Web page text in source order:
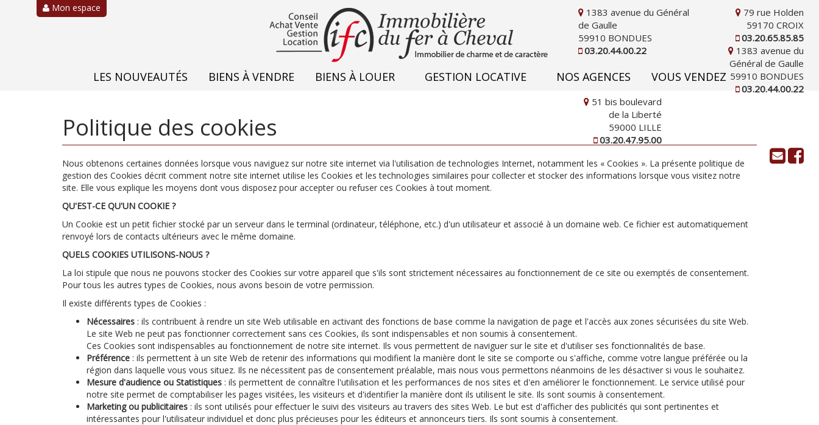
Mon espace
LES NOUVEAUTÉS BIENS À VENDRE BIENS À LOUER GESTION LOCATIVE NOS AGENCES VOUS VENDEZ
1383 avenue du Général
de Gaulle
59910 BONDUES
03.20.44.00.22
79 rue Holden
59170 CROIX
03.20.65.85.85
1383 avenue du
Général de Gaulle
59910 BONDUES
03.20.44.00.22
51 bis boulevard
de la Liberté
59000 LILLE
03.20.47.95.00
Politique des cookies
Nous obtenons certaines données lorsque vous naviguez sur notre site internet via l'utilisation de technologies Internet, notamment les « Cookies ». La présente politique de
gestion des Cookies décrit comment notre site internet utilise les Cookies et les technologies similaires pour collecter et stocker des informations lorsque vous visitez notre
site. Elle vous explique les moyens dont vous disposez pour accepter ou refuser ces Cookies à tout moment.
QU'EST-CE QU'UN COOKIE ?
Un Cookie est un petit fichier stocké par un serveur dans le terminal (ordinateur, téléphone, etc.) d'un utilisateur et associé à un domaine web. Ce fichier est automatiquement
renvoyé lors de contacts ultérieurs avec le même domaine.
QUELS COOKIES UTILISONS-NOUS ?
La loi stipule que nous ne pouvons stocker des Cookies sur votre appareil que s'ils sont strictement nécessaires au fonctionnement de ce site ou exemptés de consentement.
Pour tous les autres types de Cookies, nous avons besoin de votre permission.
Il existe différents types de Cookies :
Nécessaires : ils contribuent à rendre un site Web utilisable en activant des fonctions de base comme la navigation de page et l'accès aux zones sécurisées du site Web.
Le site Web ne peut pas fonctionner correctement sans ces Cookies, ils sont indispensables et non soumis à consentement.
Ces Cookies sont indispensables au fonctionnement de notre site internet. Ils vous permettent de naviguer sur le site et d'utiliser ses fonctionnalités de base.
Préférence : ils permettent à un site Web de retenir des informations qui modifient la manière dont le site se comporte ou s'affiche, comme votre langue préférée ou la
région dans laquelle vous vous situez. Ils ne nécessitent pas de consentement préalable, mais nous vous permettons néanmoins de les désactiver si vous le souhaitez.
Mesure d'audience ou Statistiques : ils permettent de connaître l'utilisation et les performances de nos sites et d'en améliorer le fonctionnement. Le service utilisé pour
notre site permet de comptabiliser les pages visitées, les visiteurs et d'identifier la manière dont ils utilisent le site. Ils sont soumis à consentement.
Marketing ou publicitaires : ils sont utilisés pour effectuer le suivi des visiteurs au travers des sites Web. Le but est d'afficher des publicités qui sont pertinentes et
intéressantes pour l'utilisateur individuel et donc plus précieuses pour les éditeurs et annonceurs tiers. Ils sont soumis à consentement.